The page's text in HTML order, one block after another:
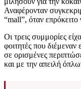
Αναφέρονταν
“mall”, όταν επρόκειτο
Οι τρεις συμμορίες
φοιτητές που
σε ορισμένες
και με την απειλή